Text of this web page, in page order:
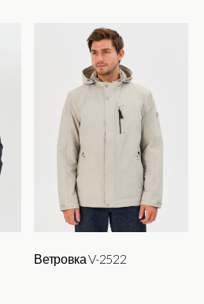
Ветровка V-2522